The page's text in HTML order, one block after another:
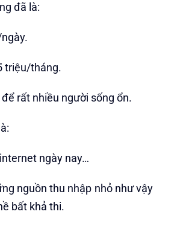
đã là:
triệu/tháng.
rất nhiều người sống ổn.
ngày nay…
nguồn thu nhập nhỏ như vậy
bất khả thi.